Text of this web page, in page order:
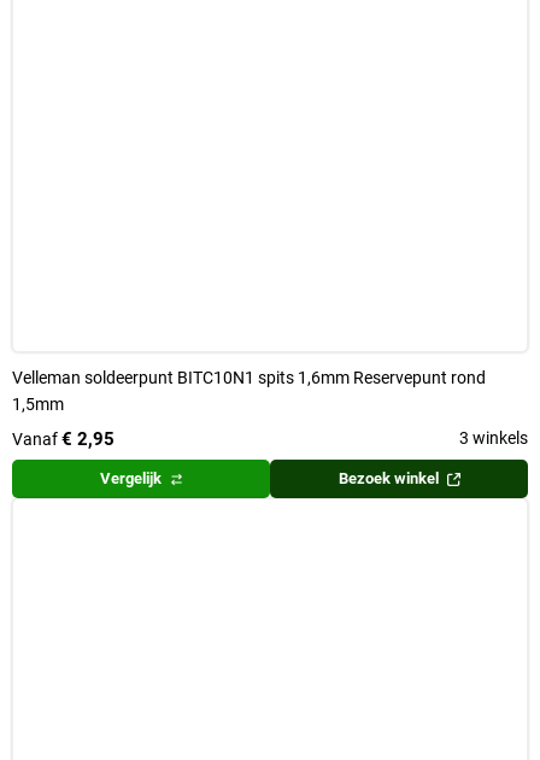
Velleman soldeerpunt BITC10N1 spits 1,6mm Reservepunt rond
1,5mm
Vanaf€ 2,95 3 winkels
Vergelijk Bezoek winkel